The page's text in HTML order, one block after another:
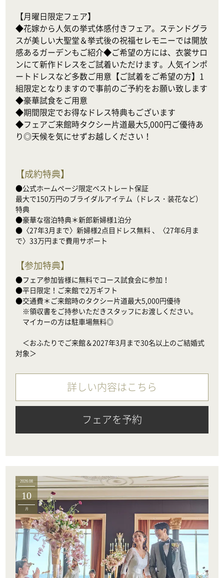
【月曜日限定フェア】
◆花嫁から人気の挙式体感付きフェア。ステンドグラ
スが美しい大聖堂＆挙式後の祝福セレモニーでは開放
感あるガーデンもご紹介◆ご希望の方には、衣裳サロ
ンにて新作ドレスをご試着いただけます。人気インポ
ートドレスなど多数ご用意【ご試着をご希望の方】1
組限定となりますので事前のご予約をお願い致します
◆豪華試食をご用意
◆期間限定でお得なドレス特典もございます
◆フェアご来館時タクシー片道最大5,000円ご優待あ
り◎天候を気にせずお越しください！
【成約特典】
●公式ホームページ限定ベストレート保証
最大で150万円のブライダルアイテム（ドレス・装花など）
特典
●豪華な宿泊特典＊新郎新婦様1泊分
●〈27年3月まで〉新婦様2点目ドレス無料 、〈27年6月ま
で〉33万円まで費用サポート
【参加特典】
●フェア参加皆様に無料でコース試食会に参加！
●平日限定！ご来館で2万ギフト
●交通費＊ご来館時のタクシー片道最大5,000円優待
※領収書をご持参いただきスタッフにお渡しください。
マイカーの方は駐車場無料◎
＜おふたりでご来館＆2027年3月まで30名以上のご結婚式
対象＞
詳しい内容はこちら
フェアを予約
2026.08
10
月